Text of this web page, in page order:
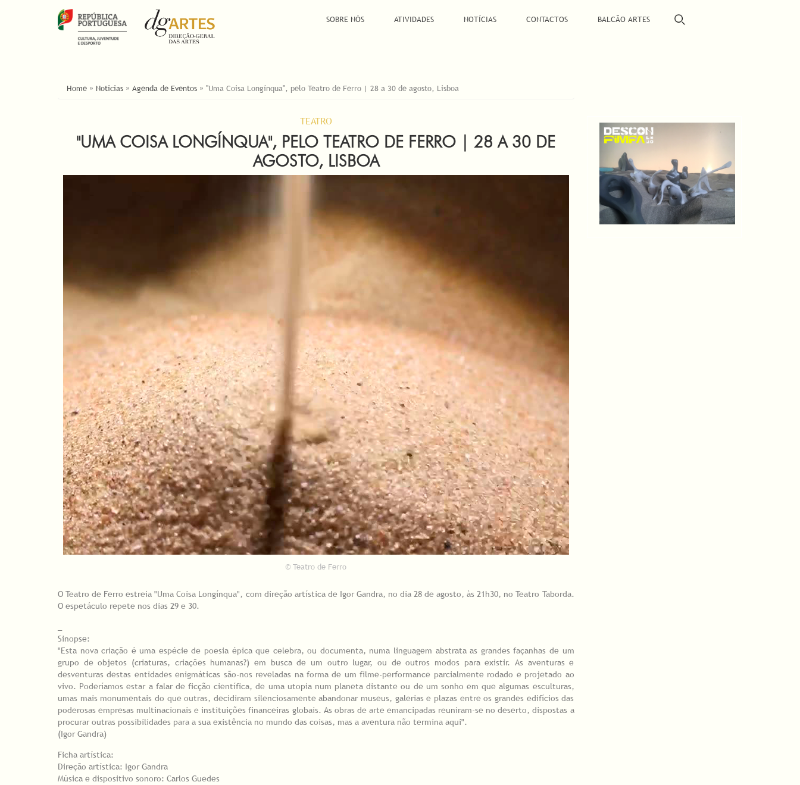
SOBRE NÓS ATIVIDADES NOTÍCIAS CONTACTOS BALCÃO ARTES
ESTÁ AQUI
Home » Noticias » Agenda de Eventos » "Uma Coisa Longínqua", pelo Teatro de Ferro | 28 a 30 de agosto, Lisboa
TEATRO
"UMA COISA LONGÍNQUA", PELO TEATRO DE FERRO | 28 A 30 DE
AGOSTO, LISBOA
© Teatro de Ferro
O Teatro de Ferro estreia "Uma Coisa Longínqua", com direção artística de Igor Gandra, no dia 28 de agosto, às 21h30, no Teatro Taborda.
O espetáculo repete nos dias 29 e 30.
Sinopse:
"Esta nova criação é uma espécie de poesia épica que celebra, ou documenta, numa linguagem abstrata as grandes façanhas de um
grupo de objetos (criaturas, criações humanas?) em busca de um outro lugar, ou de outros modos para existir. As aventuras e
desventuras destas entidades enigmáticas são-nos reveladas na forma de um filme-performance parcialmente rodado e projetado ao
vivo. Poderíamos estar a falar de ficção científica, de uma utopia num planeta distante ou de um sonho em que algumas esculturas,
umas mais monumentais do que outras, decidiram silenciosamente abandonar museus, galerias e plazas entre os grandes edifícios das
poderosas empresas multinacionais e instituições financeiras globais. As obras de arte emancipadas reuniram-se no deserto, dispostas a
procurar outras possibilidades para a sua existência no mundo das coisas, mas a aventura não termina aqui".
(Igor Gandra)
Ficha artística:
Direção artística: Igor Gandra
Música e dispositivo sonoro: Carlos Guedes